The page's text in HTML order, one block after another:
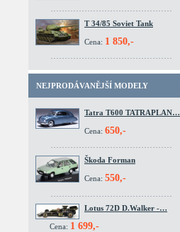
T 34/85 Soviet Tank
Cena: 1 850,-
NEJPRODÁVANĚJŠÍ MODELY
Tatra T600 TATRAPLAN…
Cena: 650,-
Škoda Forman
Cena: 550,-
Lotus 72D D.Walker -…
Cena: 1 699,-